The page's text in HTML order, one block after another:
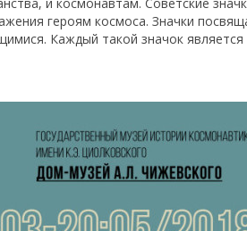
героям космоса. Значки
Каждый такой значок является